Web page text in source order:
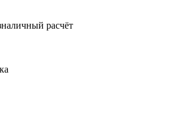
расчёт